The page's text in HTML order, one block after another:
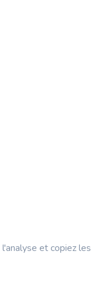
et copiez les